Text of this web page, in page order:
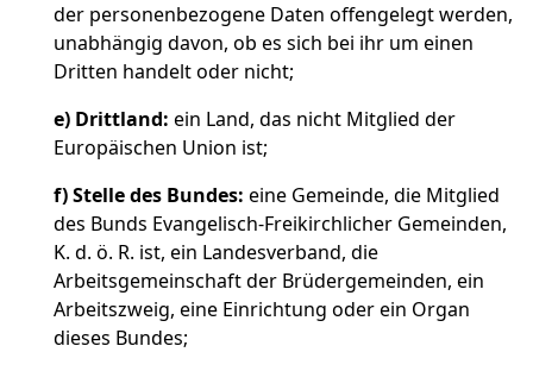
der personenbezogene Daten offengelegt werden,
unabhängig davon, ob es sich bei ihr um einen
Dritten handelt oder nicht;
e) Drittland: ein Land, das nicht Mitglied der
Europäischen Union ist;
f)Stelle des Bundes: eine Gemeinde, die Mitglied
des Bunds Evangelisch-Freikirchlicher Gemeinden,
K. d. ö. R. ist, ein Landesverband, die
Arbeitsgemeinschaft der Brüdergemeinden, ein
Arbeitszweig, eine Einrichtung oder ein Organ
dieses Bundes;